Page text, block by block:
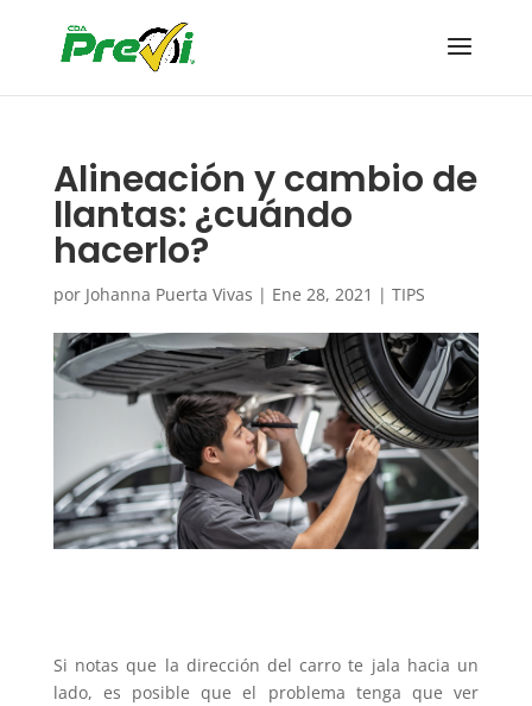
Alineación y cambio de
llantas: ¿cuándo
hacerlo?
por Johanna Puerta Vivas | Ene 28, 2021 | TIPS
Si notas que la dirección del carro te jala hacia un
lado, es posible que el problema tenga que ver